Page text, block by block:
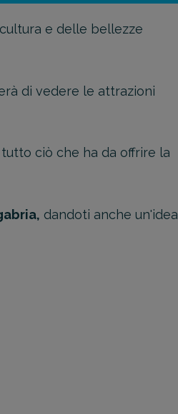
e delle bellezze
di vedere le attrazioni
ciò che ha da offrire la
dandoti anche un'idea